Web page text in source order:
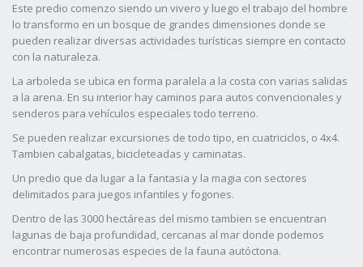
Este predio comenzo siendo un vivero y luego el trabajo del hombre
lo transformo en un bosque de grandes dimensiones donde se
pueden realizar diversas actividades turísticas siempre en contacto
con la naturaleza.
La arboleda se ubica en forma paralela a la costa con varias salidas
a la arena. En su interior hay caminos para autos convencionales y
senderos para vehículos especiales todo terreno.
Se pueden realizar excursiones de todo tipo, en cuatriciclos, o 4x4.
Tambien cabalgatas, bicicleteadas y caminatas.
Un predio que da lugar a la fantasia y la magia con sectores
delimitados para juegos infantiles y fogones.
Dentro de las 3000 hectáreas del mismo tambien se encuentran
lagunas de baja profundidad, cercanas al mar donde podemos
encontrar numerosas especies de la fauna autóctona.